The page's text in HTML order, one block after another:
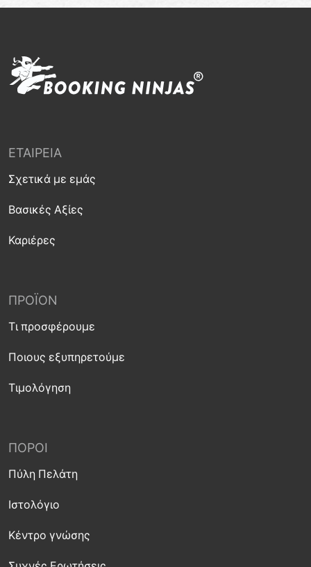
ΕΤΑΙΡΕΊΑ
Σχετικά με εμάς
Βασικές Αξίες
Καριέρες
ΠΡΟΪΌΝ
Τι προσφέρουμε
Ποιους εξυπηρετούμε
Τιμολόγηση
ΠΌΡΟΙ
Πύλη Πελάτη
Ιστολόγιο
Κέντρο γνώσης